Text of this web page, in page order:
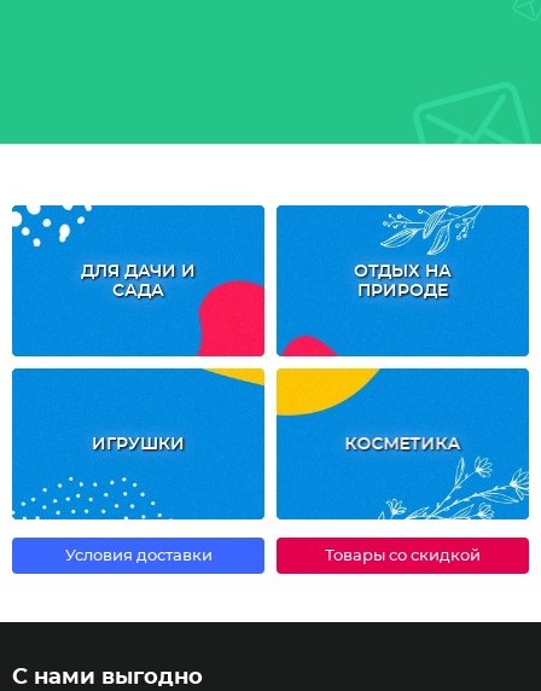
ДЛЯ ДАЧИ И
САДА
ОТДЫХ НА
ПРИРОДЕ
ИГРУШКИ КОСМЕТИКА
Условия доставки Товары со скидкой
С нами выгодно